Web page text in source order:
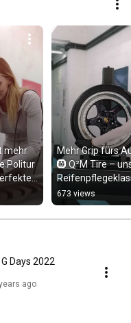
mehr
Politur
Mehr Grip fürs
🛞 Q²M Tire –
r.
673 views
Days 2022
ago